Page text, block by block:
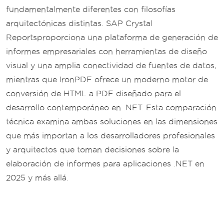
fundamentalmente diferentes con filosofías
arquitectónicas distintas. SAP Crystal
Reportsproporciona una plataforma de generación de
informes empresariales con herramientas de diseño
visual y una amplia conectividad de fuentes de datos,
mientras que IronPDF ofrece un moderno motor de
conversión de HTML a PDF diseñado para el
desarrollo contemporáneo en .NET. Esta comparación
técnica examina ambas soluciones en las dimensiones
que más importan a los desarrolladores profesionales
y arquitectos que toman decisiones sobre la
elaboración de informes para aplicaciones .NET en
2025 y más allá.